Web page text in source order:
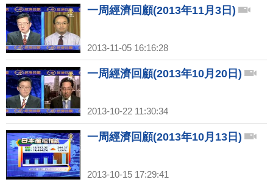
一周經濟回顧(2013年11月3日)
2013-11-05 16:16:28
一周經濟回顧(2013年10月20日)
2013-10-22 11:30:34
一周經濟回顧(2013年10月13日)
2013-10-15 17:29:41